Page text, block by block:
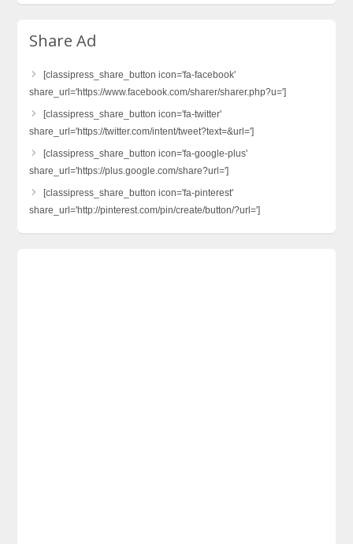
Share Ad
[classipress_share_button icon='fa-facebook'
share_url='https://www.facebook.com/sharer/sharer.php?u=']
[classipress_share_button icon='fa-twitter'
share_url='https://twitter.com/intent/tweet?text=&url=']
[classipress_share_button icon='fa-google-plus'
share_url='https://plus.google.com/share?url=']
[classipress_share_button icon='fa-pinterest'
share_url='http://pinterest.com/pin/create/button/?url=']